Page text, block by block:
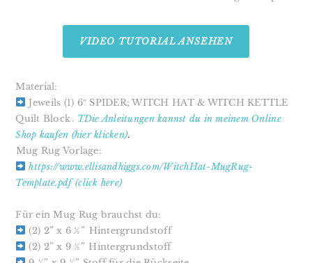
VIDEO TUTORIAL ANSEHEN
Material:
Jeweils (1) 6″ SPIDER; WITCH HAT & WITCH KETTLE
Quilt Block⁣⁣⁣⁣⁣⁣⁣. TDie Anleitungen kannst du in meinem Online
Shop kaufen (hier klicken)⁣.
Mug Rug Vorlage:⁣⁣⁣⁣⁣⁣
https://www.ellisandhiggs.com/WitchHat-MugRug-
Template.pdf⁣⁣⁣⁣⁣ (click here)
Für ein Mug Rug brauchst du:⁣
(2) 2” x 6 ½”⁣⁣⁣⁣⁣⁣ Hintergrundstoff
(2) 2” x 9 ½”⁣⁣⁣⁣⁣ Hintergrundstoff